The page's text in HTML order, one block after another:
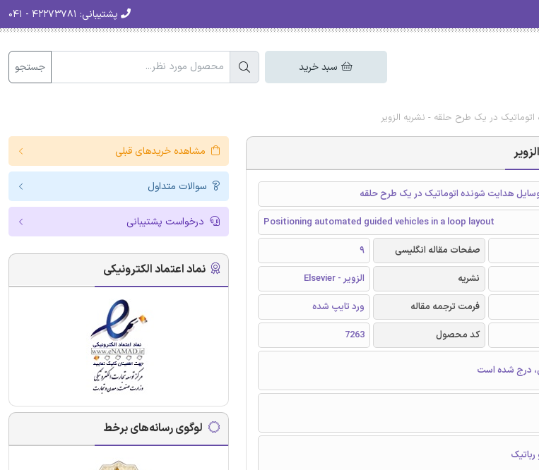
پشتیبانی:
سبد خرید جستجو
در یک طرح حلقه - نشریه الزویر
هدایت شونده اتوماتیک در یک طرح حلقه
Positioning automated guided vehicles in a loop layout
صفحات مقاله انگلیسی
9
نشریه
الزویر - Elsevier
فرمت ترجمه مقاله
ورد تایپ شده
کد محصول
7263
درج شده است
مشاهده خریدهای قبلی
سوالات متداول
درخواست پشتیبانی
نماد اعتماد الکترونیکی
لوگوی رسانه‌های برخط